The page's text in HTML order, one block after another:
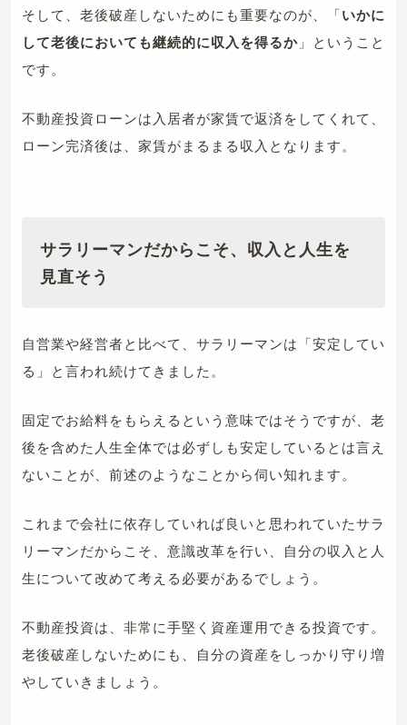
そして、老後破産しないためにも重要なのが、「いかに
して老後においても継続的に収入を得るか 」ということ
です。
不動産投資ローンは入居者が家賃で返済をしてくれて、
ローン完済後は、家賃がまるまる収入となります。
サラリーマンだからこそ、収入と人生を
見直そう
自営業や経営者と比べて、サラリーマンは「安定してい
る」と言われ続けてきました。
固定でお給料をもらえるという意味ではそうですが、老
後を含めた人生全体では必ずしも安定しているとは言え
ないことが、前述のようなことから伺い知れます。
これまで会社に依存していれば良いと思われていたサラ
リーマンだからこそ、意識改革を行い、自分の収入と人
生について改めて考える必要があるでしょう。
不動産投資は、非常に手堅く資産運用できる投資です。
老後破産しないためにも、自分の資産をしっかり守り増
やしていきましょう。